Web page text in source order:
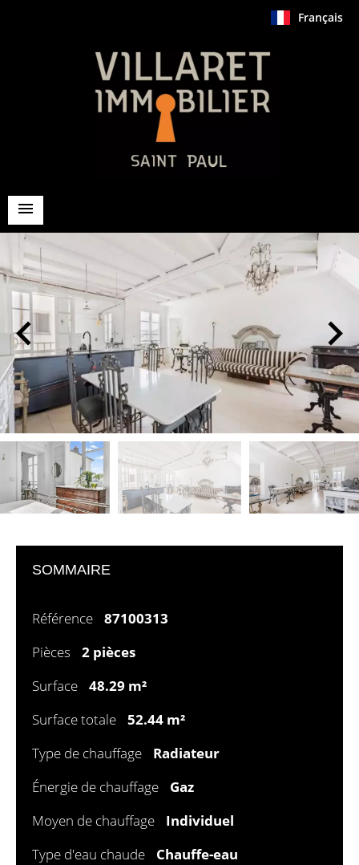
Français
SOMMAIRE
Référence
87100313
Pièces
2 pièces
Surface
48.29 m²
Surface totale
52.44 m²
Type de chauffage
Radiateur
Énergie de chauffage
Gaz
Moyen de chauffage
Individuel
Type d'eau chaude
Chauffe-eau